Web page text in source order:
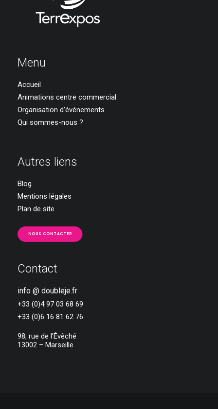
Menu
Accueil
Animations centre commercial
Organisation d’événements
Qui sommes-nous ?
Autres liens
Blog
Mentions légales
Plan de site
NOUS CONTACTER
Contact
info @ doubleje.fr
+33 (0)4 97 03 68 69
+33 (0)6 16 81 62 76
98, rue de l’Évêché
13002 – Marseille